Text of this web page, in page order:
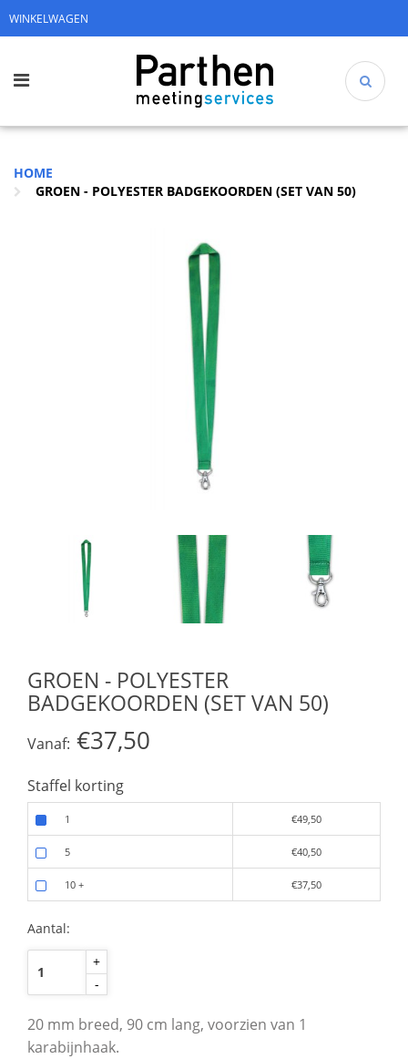
WINKELWAGEN
HOME
GROEN - POLYESTER BADGEKOORDEN (SET VAN 50)
GROEN - POLYESTER
BADGEKOORDEN (SET VAN 50)
Vanaf: €37,50
Staffel korting
1 €49,50
5 €40,50
10 + €37,50
Aantal:
+
-
20 mm breed, 90 cm lang, voorzien van 1
karabijnhaak.